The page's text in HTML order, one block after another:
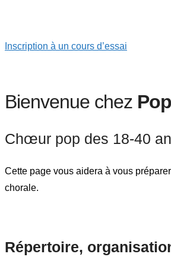
Inscription à un cours d’essai
Bienvenue chez
Chœur pop des 18-40
Cette page vous aidera à vous
chorale.
Répertoire,